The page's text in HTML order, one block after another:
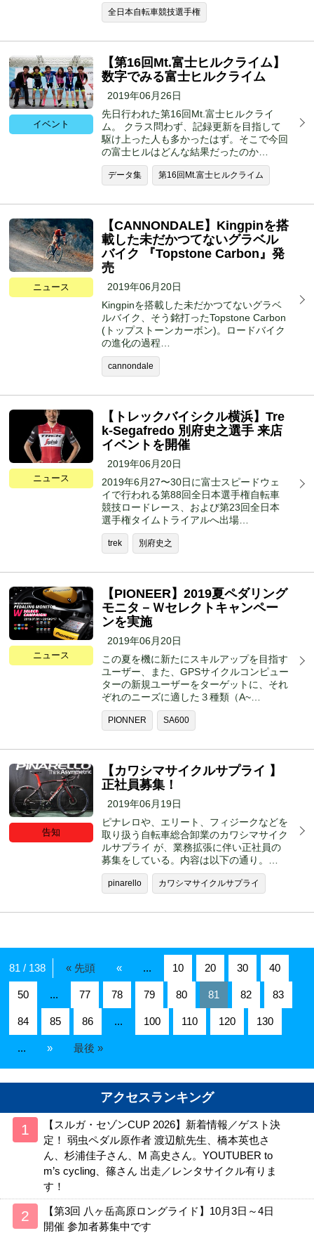
全日本自転車競技選手権
イベント
【第16回Mt.富士ヒルクライム】
数字でみる富士ヒルクライム
2019年06月26日
先日行われた第16回Mt.富士ヒルクライ
ム。 クラス問わず、記録更新を目指して
駆け上った人も多かったはず。そこで今回
の富士ヒルはどんな結果だったのか…
データ集 第16回Mt.富士ヒルクライム
ニュース
【CANNONDALE】Kingpinを搭
載した未だかつてないグラベル
バイク 『Topstone Carbon』発
売
2019年06月20日
Kingpinを搭載した未だかつてないグラベ
ルバイク、そう銘打ったTopstone Carbon
(トップストーンカーボン)。ロードバイク
の進化の過程…
cannondale
ニュース
【トレックバイシクル横浜】Tre
k-Segafredo 別府史之選手 来店
イベントを開催
2019年06月20日
2019年6月27〜30日に富士スピードウェ
イで行われる第88回全日本選手権自転車
競技ロードレース、および第23回全日本
選手権タイムトライアルへ出場…
trek 別府史之
ニュース
【PIONEER】2019夏ペダリング
モニタ－Ｗセレクトキャンペー
ンを実施
2019年06月20日
この夏を機に新たにスキルアップを目指す
ユーザー、また、GPSサイクルコンピュー
ターの新規ユーザーをターゲットに、それ
ぞれのニーズに適した３種類（A~…
PIONNER SA600
告知
【カワシマサイクルサプライ 】
正社員募集！
2019年06月19日
ピナレロや、エリート、フィジークなどを
取り扱う自転車総合卸業のカワシマサイク
ルサプライ が、業務拡張に伴い正社員の
募集をしている。内容は以下の通り。…
pinarello カワシマサイクルサプライ
81 / 138 « 先頭 « ... 10 20 30 40
50 ... 77 78 79 80 81 82 83
84 85 86 ... 100 110 120 130
... » 最後 »
アクセスランキング
【スルガ・セゾンCUP 2026】新着情報／ゲスト決
定！ 弱虫ペダル原作者 渡辺航先生、橋本英也さ
ん、杉浦佳子さん、M 高史さん。YOUTUBER to
m’s cycling、篠さん 出走／レンタサイクル有りま
す！
【第3回 八ヶ岳高原ロングライド】10月3日～4日
開催 参加者募集中です